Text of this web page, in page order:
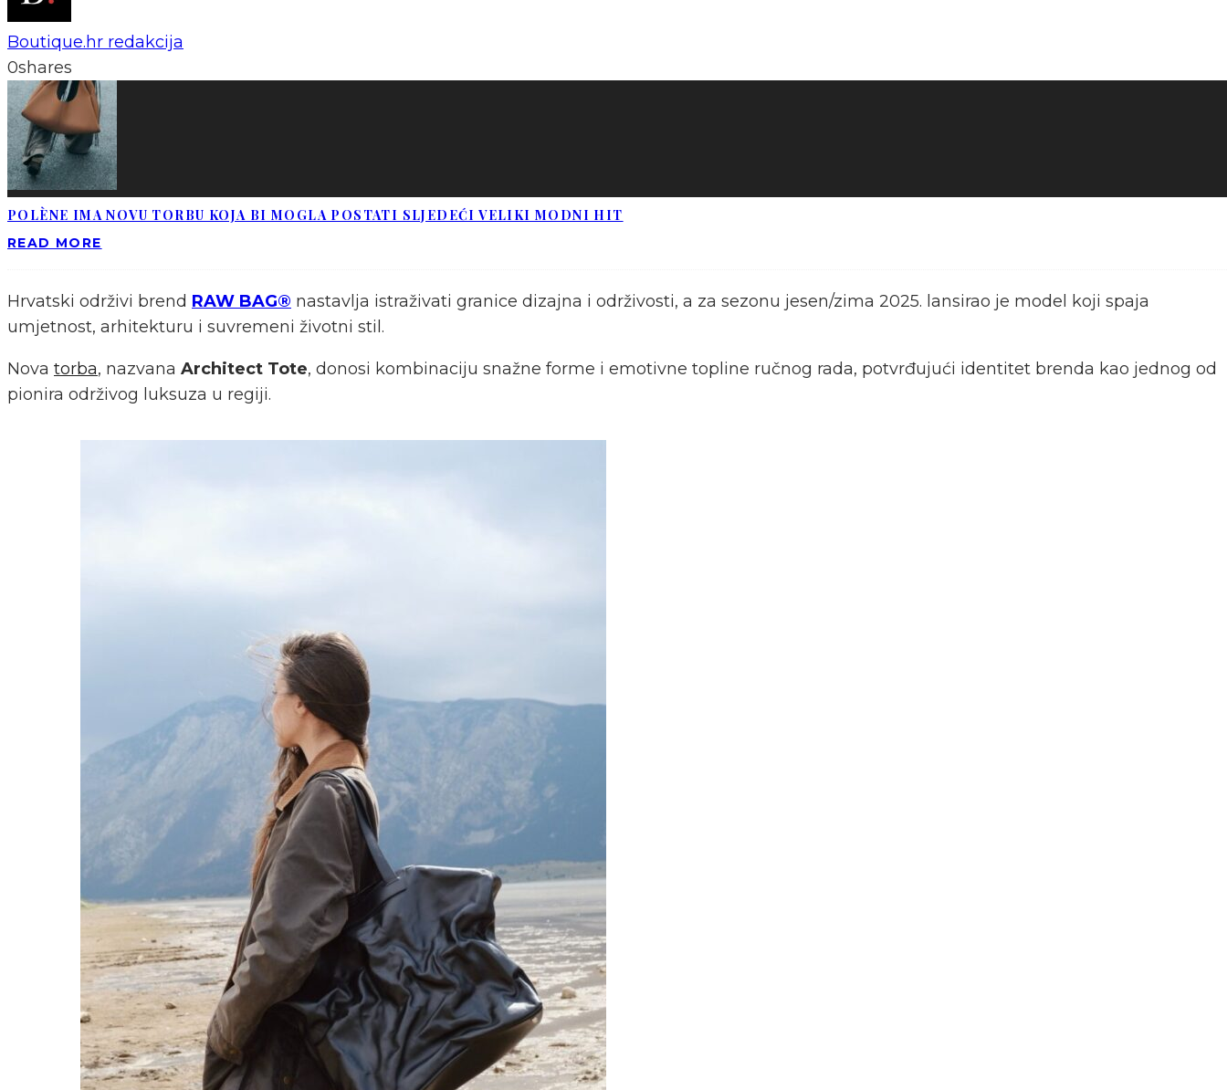
Boutique.hr redakcija
0shares
POLÈNE IMA NOVU TORBU KOJA BI MOGLA POSTATI SLJEDEĆI VELIKI MODNI HIT
READ MORE
Hrvatski održivi brend RAW BAG® nastavlja istraživati granice dizajna i održivosti, a za sezonu jesen/zima 2025. lansirao je model koji spaja
umjetnost, arhitekturu i suvremeni životni stil.
Nova torba, nazvana Architect Tote, donosi kombinaciju snažne forme i emotivne topline ručnog rada, potvrđujući identitet brenda kao jednog od
pionira održivog luksuza u regiji.